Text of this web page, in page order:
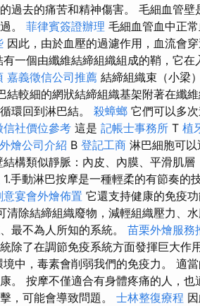
過去的痛苦和精神傷害。 毛細血管
。 菲律賓簽證辦理 毛細血管血中正
因此，由於血壓的過濾作用，血流會
有一個由纖維結締組織組成的鞘，它
嘉義徵信公司推薦 結締組織束（小梁
結較細的網狀結締組織基架附著在纖
環回到淋巴結。 殺蟑螂 它們可以多
信社價位參考 這是 記帳士事務所 T 植
燴公司介紹 B 登記工商 淋巴細胞可
構類似靜脈：內皮、內膜、平滑肌層
1.手動淋巴按摩是一種輕柔的有節奏的
意宴會外燴佈置 它還支持健康的免疫
清除結締組織廢物，減輕組織壓力、
最不為人所知的系統。 苗栗外燴服務
除了在調節免疫系統方面發揮巨大作
中，毒素會削弱我們的免疫力。 適
。 按摩不僅適合有身體疼痛的人，
，可能會導致問題。 士林整復療程